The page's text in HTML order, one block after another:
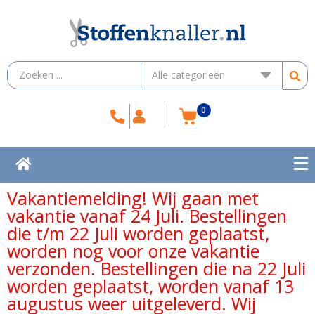
0
Vakantiemelding! Wij gaan met
vakantie vanaf 24 Juli. Bestellingen
die t/m 22 Juli worden geplaatst,
worden nog voor onze vakantie
verzonden. Bestellingen die na 22 Juli
worden geplaatst, worden vanaf 13
augustus weer uitgeleverd. Wij